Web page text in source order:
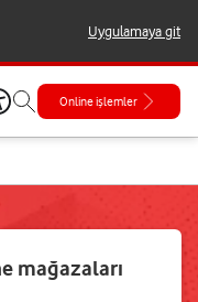
Uygulamaya git
Online işlemler
mağazaları